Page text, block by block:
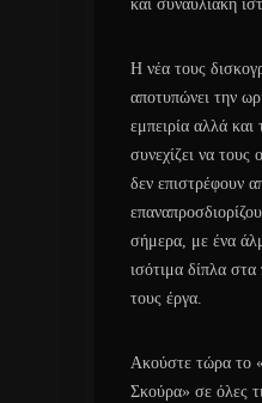
και συναυλιακή
Η νέα τους
αποτυπώνει την
εμπειρία αλλά
συνεχίζει να
δεν επιστρέφουν
σήμερα, με ένα
ισότιμα δίπλα
τους έργα.
Ακούστε τώρα το
Σκούρα» σε όλες